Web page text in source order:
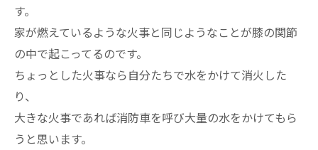
す。
家が燃えているような火事と同じようなことが膝の関節
の中で起こってるのです。
ちょっとした火事なら自分たちで水をかけて消火した
り、
大きな火事であれば消防車を呼び大量の水をかけてもら
うと思います。